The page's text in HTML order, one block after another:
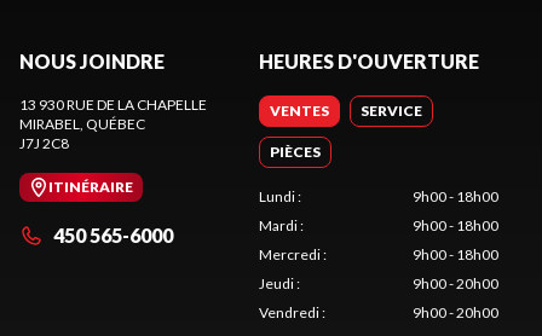
NOUS JOINDRE
13 930 RUE DE LA CHAPELLE
MIRABEL
, QUÉBEC
J7J 2C8
ITINÉRAIRE
450 565-6000
HEURES D'OUVERTURE
VENTES SERVICE
PIÈCES
Lundi:
9h00 - 18h00
Mardi:
9h00 - 18h00
Mercredi:
9h00 - 18h00
Jeudi:
9h00 - 20h00
Vendredi:
9h00 - 20h00